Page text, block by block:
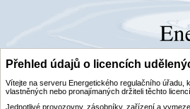
Přehled údajů o licencích
Vítejte na serveru Energetického regulačního
vlastněných nebo pronajímaných držiteli těchto licencí.
Jednotlivé provozovny, zásobníky, zařízení a